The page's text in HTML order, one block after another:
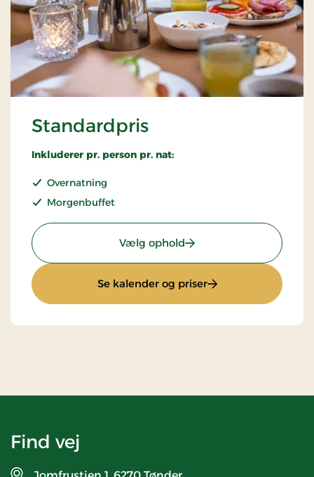
Standardpris
Inkluderer pr. person pr. nat:
Overnatning
Morgenbuffet
Vælg ophold: Standardpris
Se kalender og priser: Standardpris
Find vej